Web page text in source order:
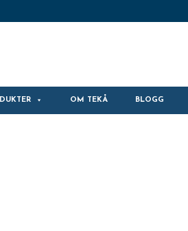
OM TEKÅ BLOGG